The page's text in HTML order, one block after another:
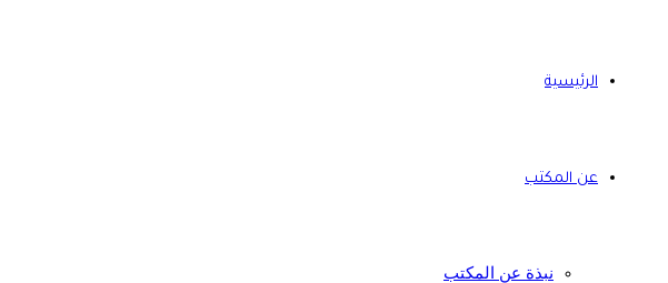
الرئيسية
عن المكتب
نبذة عن المكتب